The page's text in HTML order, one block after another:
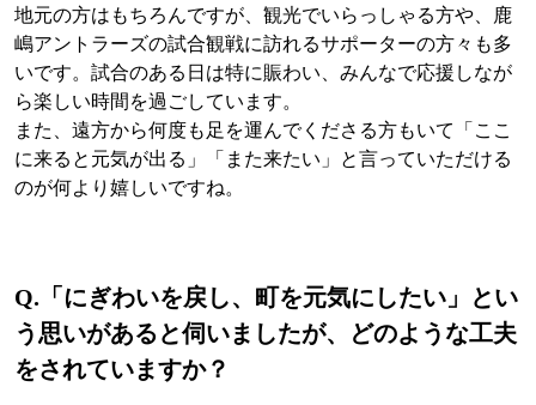
地元の方はもちろんですが、観光でいらっしゃる方や、鹿
嶋アントラーズの試合観戦に訪れるサポーターの方々も多
いです。試合のある日は特に賑わい、みんなで応援しなが
ら楽しい時間を過ごしています。
また、遠方から何度も足を運んでくださる方もいて「ここ
に来ると元気が出る」「また来たい」と言っていただける
のが何より嬉しいですね。
Q. 「にぎわいを戻し、町を元気にしたい」とい
う思いがあると伺いましたが、どのような工夫
をされていますか？